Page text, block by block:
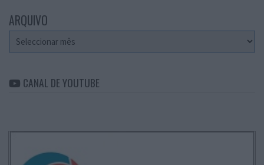
ARQUIVO
Arquivo
CANAL DE YOUTUBE